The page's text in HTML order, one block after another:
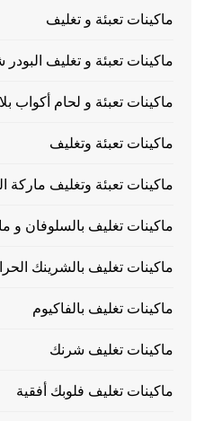
ماكينات تعبئة و تغليف
ماكينات تعبئة و تغليف البودر
ماكينات تعبئة و لحام أكواب
ماكينات تعبئة وتغليف
ماكينات تعبئة وتغليف
ماكينات تغليف بالسلوفان و
ماكينات تغليف بالشرينك
ماكينات تغليف بالفاكيوم
ماكينات تغليف شرنك
ماكينات تغليف فلوبك أفقية